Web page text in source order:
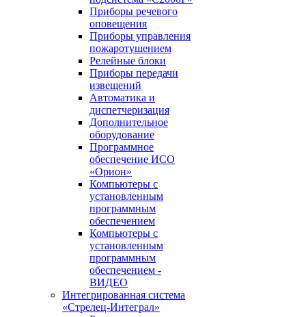
Приборы речевого
оповещения
Приборы управления
пожаротушением
Релейные блоки
Приборы передачи
извещений
Автоматика и
диспетчеризация
Дополнительное
оборудование
Программное
обеспечение ИСО
«Орион»
Компьютеры с
установленным
программным
обеспечением
Компьютеры с
установленным
программным
обеспечением -
ВИДЕО
Интегрированная система
«Стрелец-Интеграл»